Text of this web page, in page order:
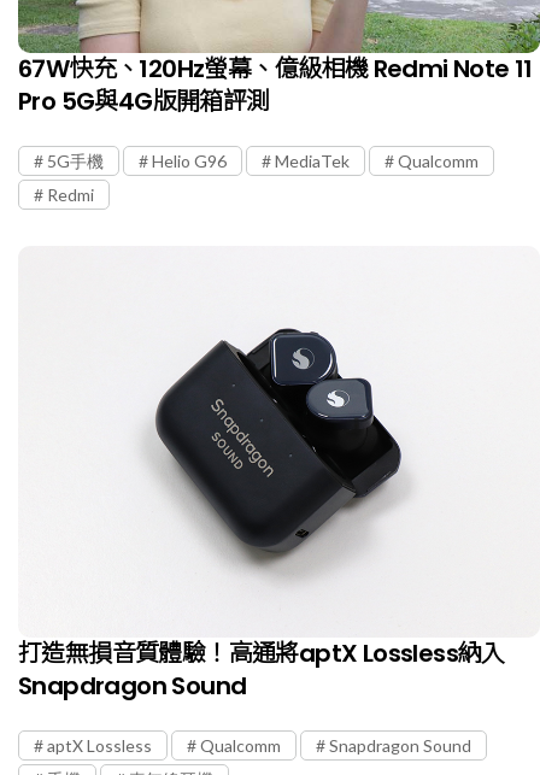
67W快充、120Hz螢幕、億級相機 Redmi Note 11
Pro 5G與4G版開箱評測
5G手機 Helio G96 MediaTek
Qualcomm
Redmi
打造無損音質體驗！高通將aptX Lossless納入
Snapdragon Sound
aptX Lossless Qualcomm
Snapdragon Sound